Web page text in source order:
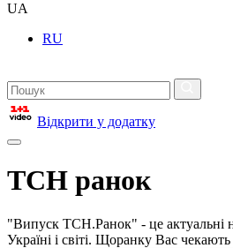
UA
RU
Відкрити у додатку
ТСН ранок
"Випуск ТСН.Ранок" - це актуальні
Україні і світі. Щоранку Вас